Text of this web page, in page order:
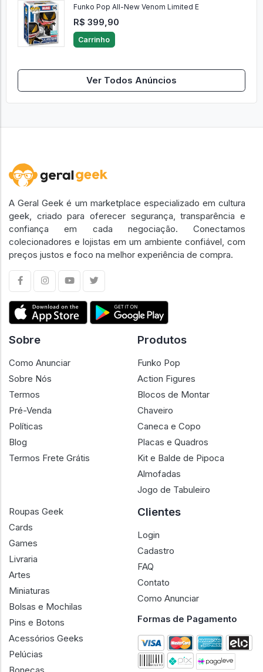
Funko Pop All-New Venom Limited E
R$ 399,90
Carrinho
Ver Todos Anúncios
A Geral Geek é um marketplace especializado em cultura
geek, criado para oferecer segurança, transparência e
confiança em cada negociação. Conectamos
colecionadores e lojistas em um ambiente confiável, com
preços justos e foco na melhor experiência de compra.
Sobre
Como Anunciar
Sobre Nós
Termos
Pré-Venda
Políticas
Blog
Termos Frete Grátis
Produtos
Funko Pop
Action Figures
Blocos de Montar
Chaveiro
Caneca e Copo
Placas e Quadros
Kit e Balde de Pipoca
Almofadas
Jogo de Tabuleiro
Roupas Geek
Cards
Games
Livraria
Artes
Miniaturas
Bolsas e Mochilas
Pins e Botons
Acessórios Geeks
Pelúcias
Clientes
Login
Cadastro
FAQ
Contato
Como Anunciar
Formas de Pagamento